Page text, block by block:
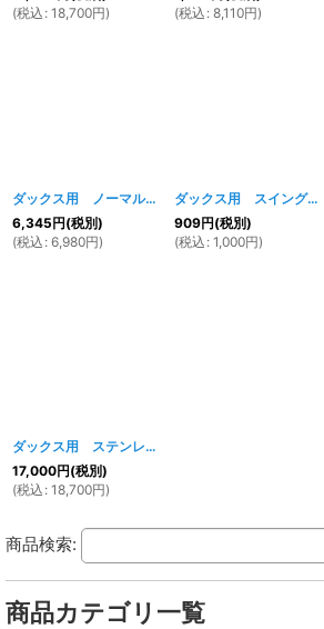
(税込 : 18,700円)
(税込 : 8,110円)
ダックス用 ノーマルタイプスイングアーム ブラック
6,345円(税別)
(税込 : 6,980円)
ダックス用 スイングアームピボットボルト
909円(税別)
(税込 : 1,000円)
ダックス用 ステンレス製 １０ｃｍロンスイ
17,000円(税別)
(税込 : 18,700円)
商品検索:
商品カテゴリ一覧